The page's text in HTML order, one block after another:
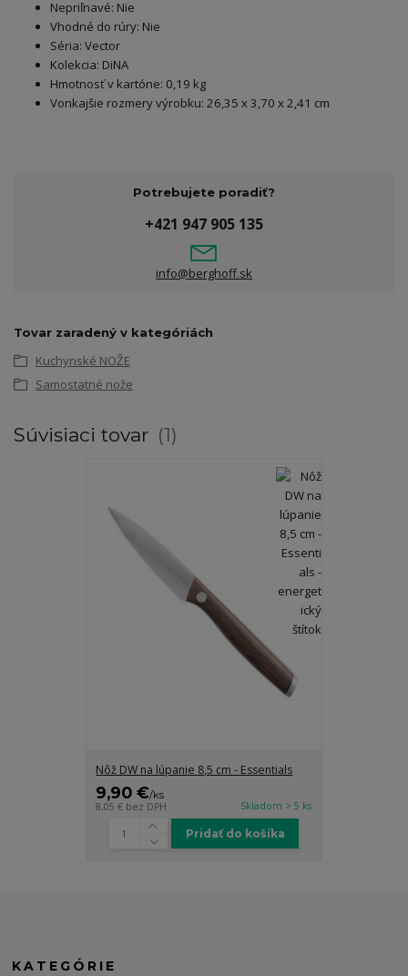
Nepriľnavé: Nie
Vhodné do rúry: Nie
Séria: Vector
Kolekcia: DiNA
Hmotnosť v kartóne: 0,19 kg
Vonkajšie rozmery výrobku: 26,35 x 3,70 x 2,41 cm
Potrebujete poradiť?
+421 947 905 135
info@berghoff.sk
Tovar zaradený v kategóriách
Kuchynské NOŽE
Samostatné nože
Súvisiaci tovar 1
Nôž DW na lúpanie 8,5 cm - Essentials
9,90 €/ks
8,05 € bez DPH Skladom > 5 ks
Pridať do košíka
KATEGÓRIE